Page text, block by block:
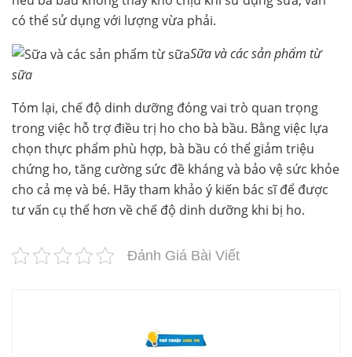
có thể sử dụng với lượng vừa phải.
Sữa và các sản phẩm từ
sữa
Tóm lại, chế độ dinh dưỡng đóng vai trò quan trọng
trong việc hỗ trợ điều trị ho cho bà bầu. Bằng việc lựa
chọn thực phẩm phù hợp, bà bầu có thể giảm triệu
chứng ho, tăng cường sức đề kháng và bảo vệ sức khỏe
cho cả mẹ và bé. Hãy tham khảo ý kiến bác sĩ để được
tư vấn cụ thể hơn về chế độ dinh dưỡng khi bị ho.
Đánh Giá Bài Viết